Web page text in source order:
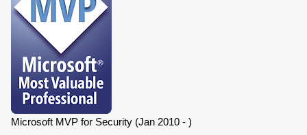
Microsoft MVP for Security (Jan 2010 - )